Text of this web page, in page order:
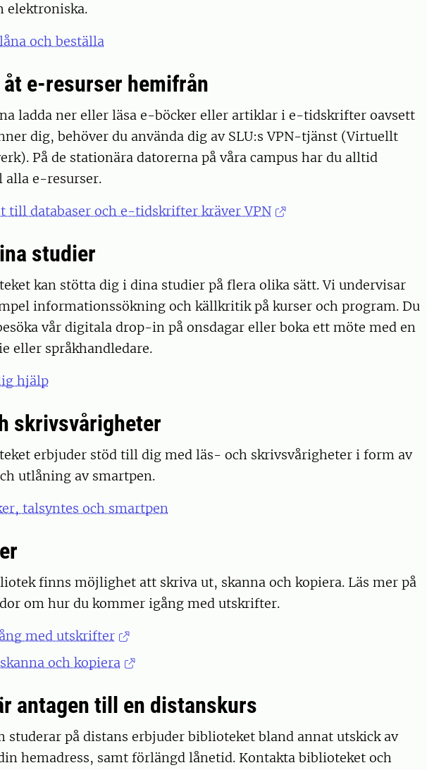
elektroniska.
och beställa
åt e-resurser hemifrån
ladda ner eller läsa e-böcker eller artiklar i e-tidskrifter oavsett
dig, behöver du använda dig av SLU:s VPN-tjänst (Virtuellt
På de stationära datorerna på våra campus har du alltid
alla e-resurser.
till databaser och e-tidskrifter kräver VPN
studier
kan stötta dig i dina studier på flera olika sätt. Vi undervisar
informationssökning och källkritik på kurser och program. Du
vår digitala drop-in på onsdagar eller boka ett möte med en
eller språkhandledare.
hjälp
skrivsvårigheter
erbjuder stöd till dig med läs- och skrivsvårigheter i form av
utlåning av smartpen.
talsyntes och smartpen
finns möjlighet att skriva ut, skanna och kopiera. Läs mer på
om hur du kommer igång med utskrifter.
med utskrifter
och kopiera
antagen till en distanskurs
studerar på distans erbjuder biblioteket bland annat utskick av
hemadress, samt förlängd lånetid. Kontakta biblioteket och